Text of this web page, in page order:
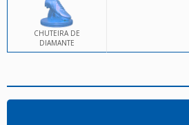
CHUTEIRA DE
DIAMANTE